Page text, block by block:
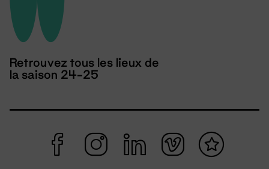
Retrouvez tous les lieux de
la saison 24-25